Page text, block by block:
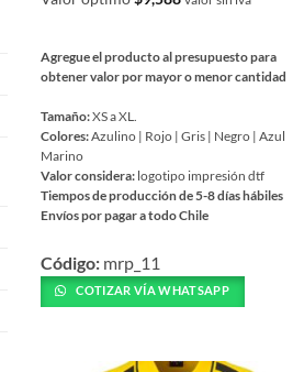
Agregue el producto al presupuesto para
obtener valor por mayor o menor cantidad
Tamaño:XS a XL.
Colores:Azulino | Rojo | Gris | Negro | Azul
Marino
Valor considera: logotipo impresión dtf
Tiempos de producción de 5-8 días hábiles
Envíos por pagar a todo Chile
producto
tiene
Código: mrp_11
COTIZAR VÍA WHATSAPP